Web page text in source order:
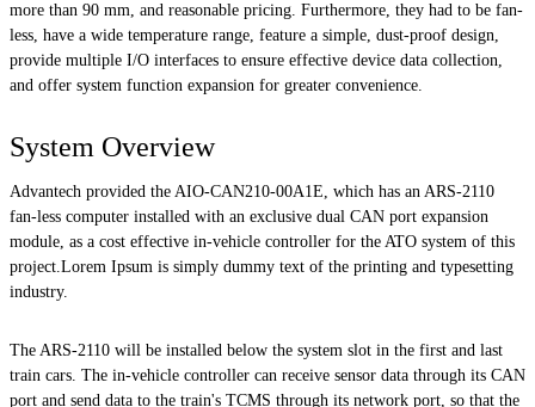
more than 90 mm, and reasonable pricing. Furthermore, they had to be fan-
less, have a wide temperature range, feature a simple, dust-proof design,
provide multiple I/O interfaces to ensure effective device data collection,
and offer system function expansion for greater convenience.
System Overview
Advantech provided the AIO-CAN210-00A1E, which has an ARS-2110
fan-less computer installed with an exclusive dual CAN port expansion
module, as a cost effective in-vehicle controller for the ATO system of this
project.Lorem Ipsum is simply dummy text of the printing and typesetting
industry.
The ARS-2110 will be installed below the system slot in the first and last
train cars. The in-vehicle controller can receive sensor data through its CAN
port and send data to the train's TCMS through its network port, so that the